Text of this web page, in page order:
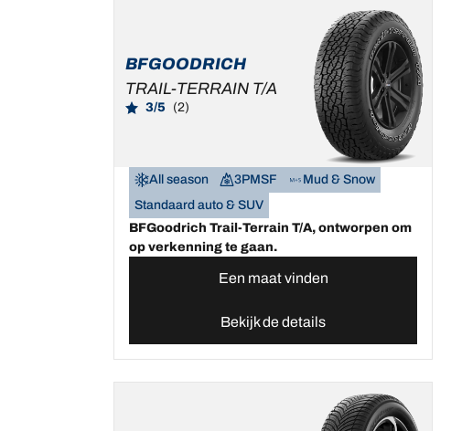
BFGOODRICH
TRAIL-TERRAIN T/A
3/5 (2)
All season 3PMSF
Mud & Snow
Standaard auto & SUV
BFGoodrich Trail-Terrain T/A, ontworpen om
op verkenning te gaan.
Een maat vinden
Bekijk de details